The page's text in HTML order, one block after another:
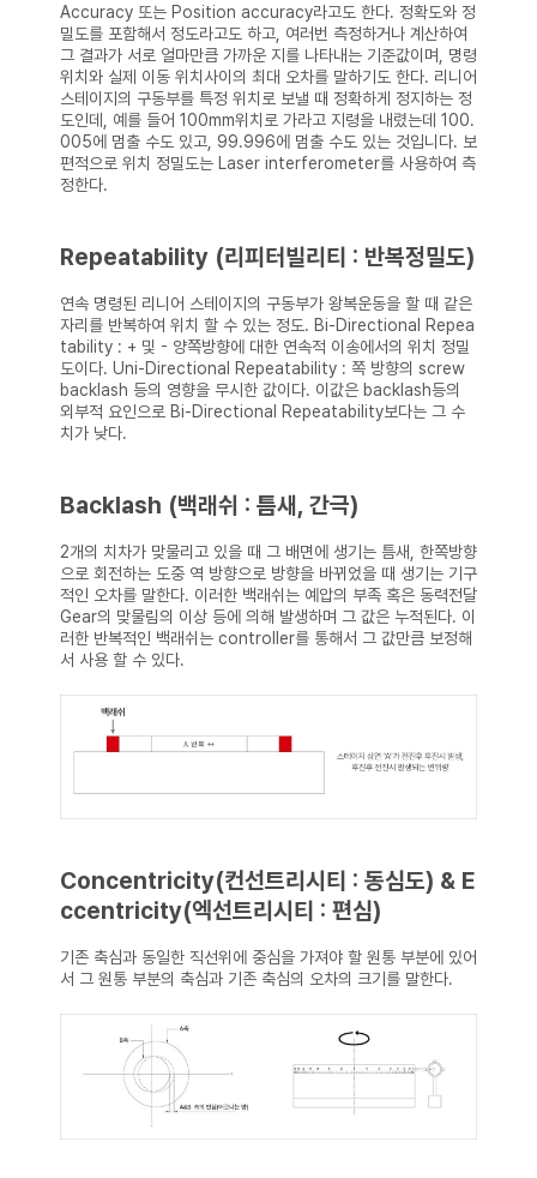
Accuracy 또는 Position accuracy라고도 한다. 정확도와 정
밀도를 포함해서 정도라고도 하고, 여러번 측정하거나 계산하여
그 결과가 서로 얼마만큼 가까운 지를 나타내는 기준값이며, 명령
위치와 실제 이동 위치사이의 최대 오차를 말하기도 한다. 리니어
스테이지의 구동부를 특정 위치로 보낼 때 정확하게 정지하는 정
도인데, 예를 들어 100mm위치로 가라고 지령을 내렸는데 100.
005에 멈출 수도 있고, 99.996에 멈출 수도 있는 것입니다. 보
편적으로 위치 정밀도는 Laser interferometer를 사용하여 측
정한다.
Repeatability (리피터빌리티 : 반복정밀도)
연속 명령된 리니어 스테이지의 구동부가 왕복운동을 할 때 같은
자리를 반복하여 위치 할 수 있는 정도. Bi-Directional Repea
tability : + 및 - 양쪽방향에 대한 연속적 이송에서의 위치 정밀
도이다. Uni-Directional Repeatability : 쪽 방향의 screw
backlash 등의 영향을 무시한 값이다. 이값은 backlash등의
외부적 요인으로 Bi-Directional Repeatability보다는 그 수
치가 낮다.
Backlash (백래쉬 : 틈새, 간극)
2개의 치차가 맞물리고 있을 때 그 배면에 생기는 틈새, 한쪽방향
으로 회전하는 도중 역 방향으로 방향을 바뀌었을 때 생기는 기구
적인 오차를 말한다. 이러한 백래쉬는 예압의 부족 혹은 동력전달
Gear의 맞물림의 이상 등에 의해 발생하며 그 값은 누적된다. 이
러한 반복적인 백래쉬는 controller를 통해서 그 값만큼 보정해
서 사용 할 수 있다.
Concentricity(컨선트리시티 : 동심도) & E
ccentricity(엑선트리시티 : 편심)
기존 축심과 동일한 직선위에 중심을 가져야 할 원통 부분에 있어
서 그 원통 부분의 축심과 기존 축심의 오차의 크기를 말한다.